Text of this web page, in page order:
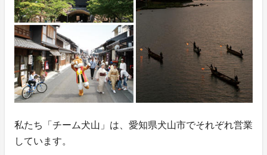
私たち「チーム犬山」は、愛知県犬山市でそれぞれ営業
しています。